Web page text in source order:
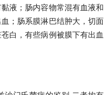
液；肠内容物常混有血液和
； 肠系膜淋巴结肿大 ，切面
白，有些病例被膜下有出血